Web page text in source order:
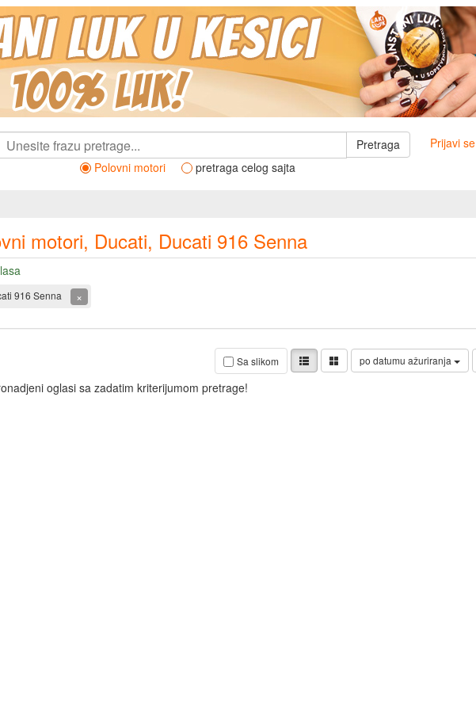
Pretraga
Polovni motori
pretraga celog sajta
Prijavi se
motori, Ducati, Ducati 916 Senna
916 Senna
×
Sa slikom po datumu ažuriranja
oglasi sa zadatim kriterijumom pretrage!